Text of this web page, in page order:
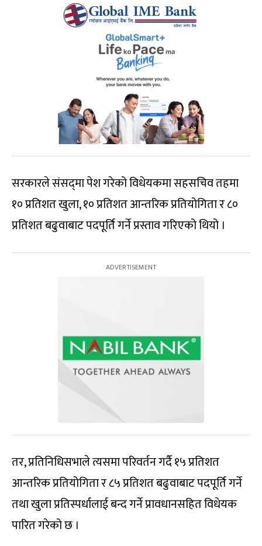
सरकारले संसद्‌मा पेश गरेको विधेयकमा सहसचिव तहमा
१० प्रतिशत खुला, १० प्रतिशत आन्तरिक प्रतियोगिता र ८०
प्रतिशत बढुवाबाट पदपूर्ति गर्ने प्रस्ताव गरिएको थियो ।
तर, प्रतिनिधिसभाले त्यसमा परिवर्तन गर्दै १५ प्रतिशत
आन्तरिक प्रतियोगिता र ८५ प्रतिशत बढुवाबाट पदपूर्ति गर्ने
तथा खुला प्रतिस्पर्धालाई बन्द गर्ने प्रावधानसहित विधेयक
पारित गरेको छ ।